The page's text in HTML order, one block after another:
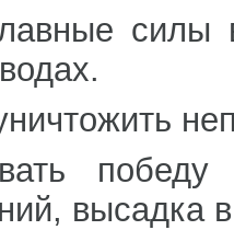
силы
победу
высадка